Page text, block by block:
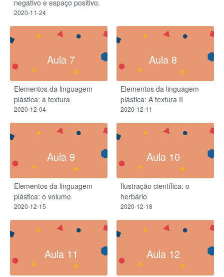
negativo e espaço positivo.
2020-11-24
Aula 7
Elementos da linguagem
plástica: a textura
2020-12-04
Aula 8
Elementos da linguagem
plástica: A textura II
2020-12-11
Aula 9
Elementos da linguagem
plástica: o volume
2020-12-15
Aula 10
Ilustração científica: o
herbário
2020-12-18
Aula 11 Aula 12